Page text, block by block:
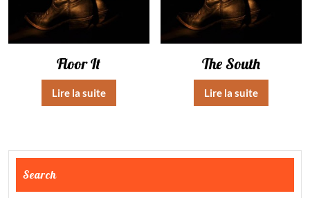
Floor It
Lire la suite
The South
Lire la suite
Search